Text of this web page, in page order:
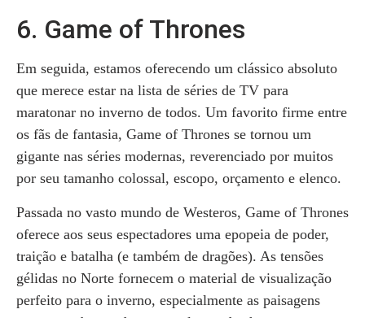
6. Game of Thrones
Em seguida, estamos oferecendo um clássico absoluto
que merece estar na lista de séries de TV para
maratonar no inverno de todos. Um favorito firme entre
os fãs de fantasia, Game of Thrones se tornou um
gigante nas séries modernas, reverenciado por muitos
por seu tamanho colossal, escopo, orçamento e elenco.
Passada no vasto mundo de Westeros, Game of Thrones
oferece aos seus espectadores uma epopeia de poder,
traição e batalha (e também de dragões). As tensões
gélidas no Norte fornecem o material de visualização
perfeito para o inverno, especialmente as paisagens